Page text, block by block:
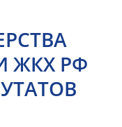
ЖКХ РФ